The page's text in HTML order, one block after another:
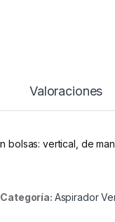
Valoraciones
vertical, de
Categoría: Aspirador